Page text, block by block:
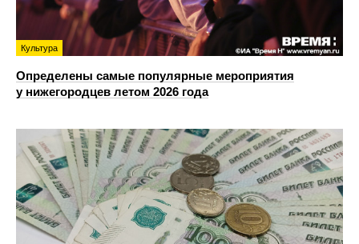
Культура
Определены самые популярные мероприятия
у нижегородцев летом 2026 года